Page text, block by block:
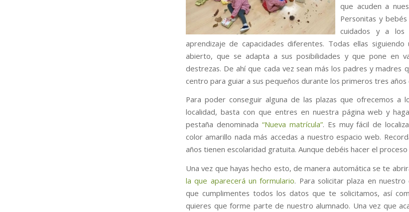
que acuden a
Personitas y
cuidados y a
aprendizaje de capacidades diferentes. Todas ellas
abierto, que se adapta a sus posibilidades y que pone en
destrezas. De ahí que cada vez sean más los padres y madres
centro para guiar a sus pequeños durante los primeros tres años
Para poder conseguir alguna de las plazas que ofrecemos a
localidad, basta con que entres en nuestra página web y
pestaña denominada “Nueva matrícula”. Es muy fácil de
color amarillo nada más accedas a nuestro espacio web.
años tienen escolaridad gratuita. Aunque debéis hacer el
Una vez que hayas hecho esto, de manera automática se te
la que aparecerá un formulario. Para solicitar plaza en
que cumplimentes todos los datos que te solicitamos, así
quieres que forme parte de nuestro alumnado. Una vez que